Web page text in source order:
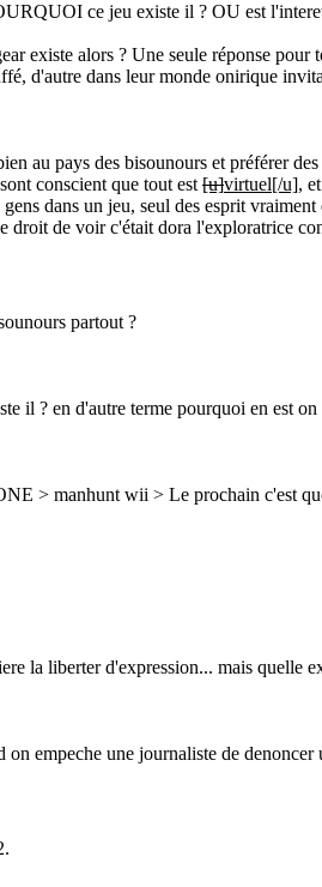
ce jeu existe il ? OU est
existe alors ? Une seule réponse
d'autre dans leur monde onirique
au pays des bisounours et préférer
conscient que tout est [u]virtuel[/u],
dans un jeu, seul des esprit
de voir c'était dora l'exploratrice
partout ?
il ? en d'autre terme pourquoi en est
> manhunt wii > Le prochain c'est
la liberter d'expression... mais quelle
empeche une journaliste de